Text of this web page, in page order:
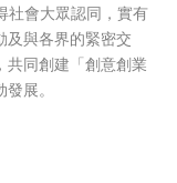
社會大眾認同，實有
及與各界的緊密交
共同創建「創意創業
展。